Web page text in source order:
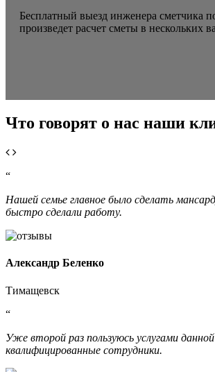
Бесплатный выезд инженера сметчика
произведет расчет сметы в нескольких
Что говорят о нас наши
“
Нашей семье главное было сделать
быстро сделали работу.
Александр Беленко
Тимащевск
“
Уже второй раз пользуюсь услугами
квалифицированные сотрудники.